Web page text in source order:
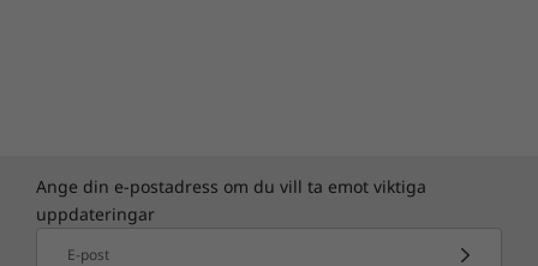
Specifikationerna kan variera beroende på region/modell.
Ange din e-postadress om du vill ta emot viktiga
uppdateringar
E-post